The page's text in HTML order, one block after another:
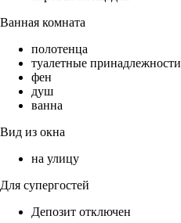
Ванная комната
полотенца
туалетные принадлежности
фен
душ
ванна
Вид из окна
на улицу
Для супергостей
Депозит отключен